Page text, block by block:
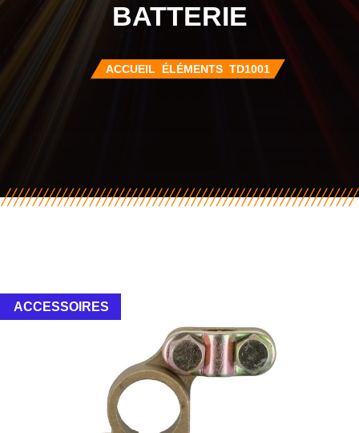
BATTERIE
ACCUEIL ÉLÉMENTS TD1001
ACCESSOIRES